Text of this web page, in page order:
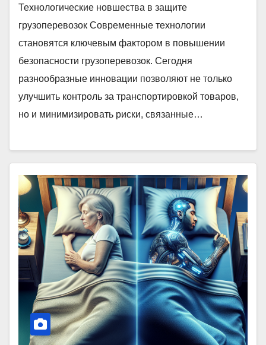
Технологические новшества в защите
грузоперевозок Современные технологии
становятся ключевым фактором в повышении
безопасности грузоперевозок. Сегодня
разнообразные инновации позволяют не только
улучшить контроль за транспортировкой товаров,
но и минимизировать риски, связанные…